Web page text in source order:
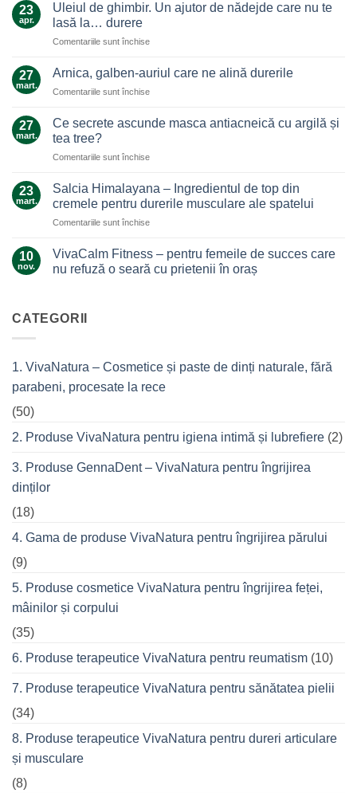
23
apr.
Uleiul de ghimbir. Un ajutor de nădejde care nu te
lasă la… durere
Comentariile sunt închisepentru
de
Un
de
lasă
la…
27
mart.
Arnica, galben-auriul care ne alină durerile
Comentariile sunt închisepentru
galben-
ne
durerile
27
mart.
Ce secrete ascunde masca antiacneică cu argilă și
tea tree?
Comentariile sunt închisepentru
secrete
ascunde
masca
antiacneică
argilă
23
mart.
Salcia Himalayana – Ingredientul de top din
cremele pentru durerile musculare ale spatelui
Comentariile sunt închisepentru
Himalayana
Ingredientul
musculare
ale
10
nov.
VivaCalm Fitness – pentru femeile de succes care
nu refuză o seară cu prietenii în oraș
VivaCalm
de
care
cu
în
oraș
CATEGORII
1. VivaNatura – Cosmetice și paste de dinți naturale, fără
parabeni, procesate la rece
(50)
2. Produse VivaNatura pentru igiena intimă și lubrefiere (2)
3. Produse GennaDent – VivaNatura pentru îngrijirea
dinților
(18)
4. Gama de produse VivaNatura pentru îngrijirea părului
(9)
5. Produse cosmetice VivaNatura pentru îngrijirea feței,
mâinilor și corpului
(35)
6. Produse terapeutice VivaNatura pentru reumatism (10)
7. Produse terapeutice VivaNatura pentru sănătatea pielii
(34)
8. Produse terapeutice VivaNatura pentru dureri articulare
și musculare
(8)